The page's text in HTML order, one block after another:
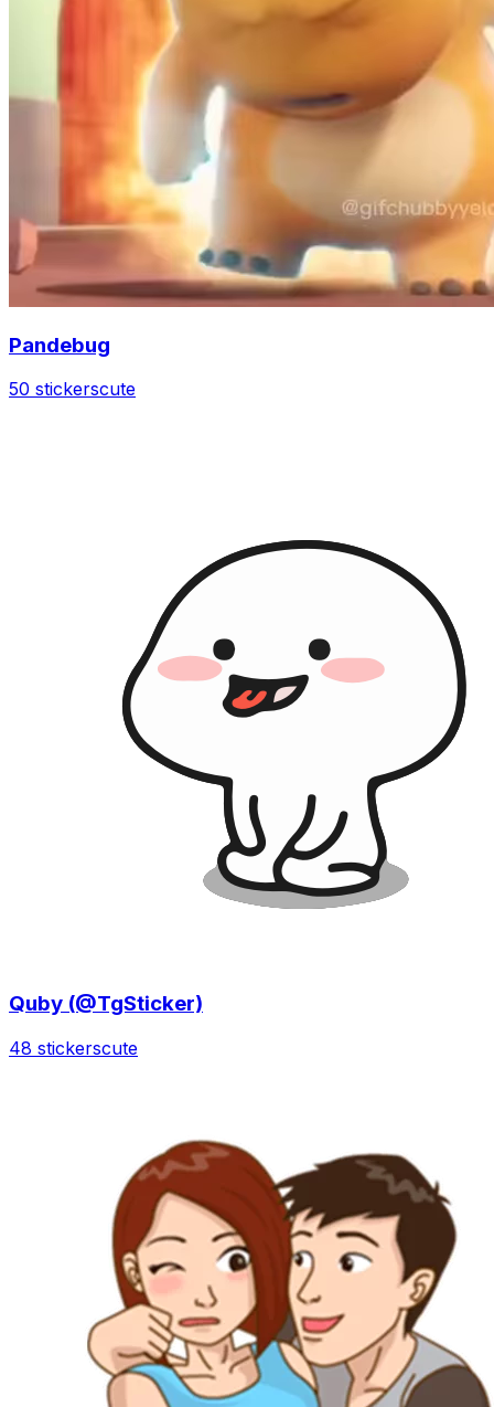
Pandebug
50 stickerscute
Quby (@TgSticker)
48 stickerscute